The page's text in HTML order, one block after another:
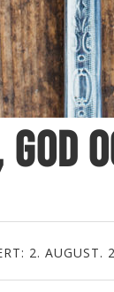
god
2. AUGUST.